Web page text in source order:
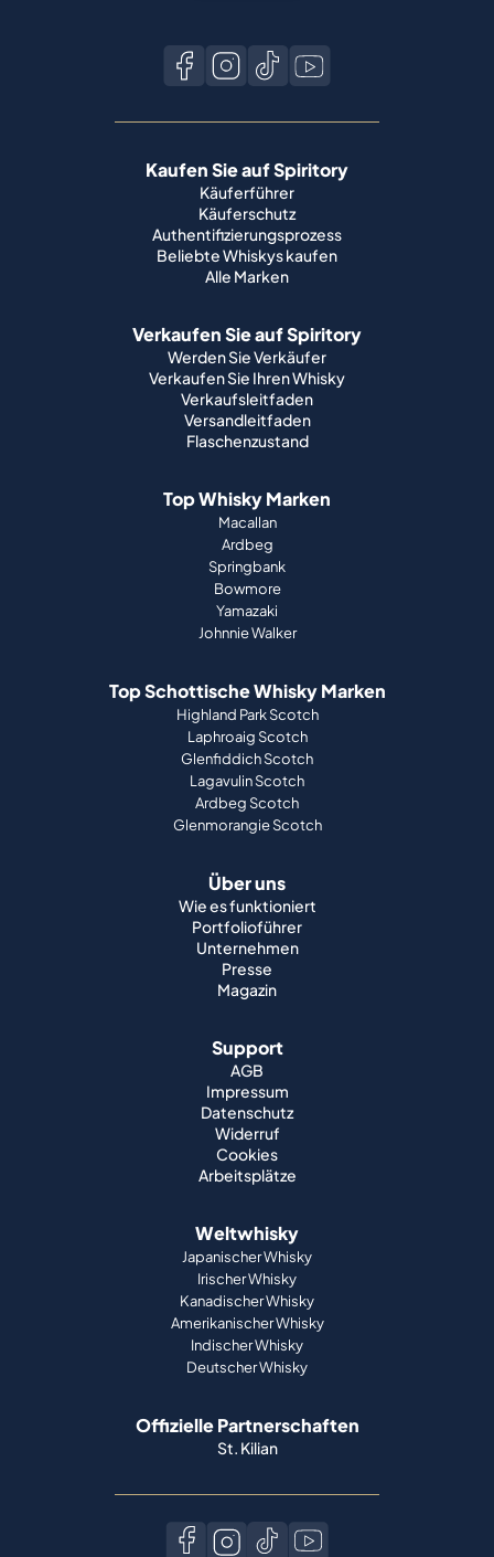
Kaufen Sie auf Spiritory
Käuferführer
Käuferschutz
Authentifizierungsprozess
Beliebte Whiskys kaufen
Alle Marken
Verkaufen Sie auf Spiritory
Werden Sie Verkäufer
Verkaufen Sie Ihren Whisky
Verkaufsleitfaden
Versandleitfaden
Flaschenzustand
Top Whisky Marken
Macallan
Ardbeg
Springbank
Bowmore
Yamazaki
Johnnie Walker
Top Schottische Whisky Marken
Highland Park Scotch
Laphroaig Scotch
Glenfiddich Scotch
Lagavulin Scotch
Ardbeg Scotch
Glenmorangie Scotch
Über uns
Wie es funktioniert
Portfolioführer
Unternehmen
Presse
Magazin
Support
AGB
Impressum
Datenschutz
Widerruf
Cookies
Arbeitsplätze
Weltwhisky
Japanischer Whisky
Irischer Whisky
Kanadischer Whisky
Amerikanischer Whisky
Indischer Whisky
Deutscher Whisky
Offizielle Partnerschaften
St. Kilian